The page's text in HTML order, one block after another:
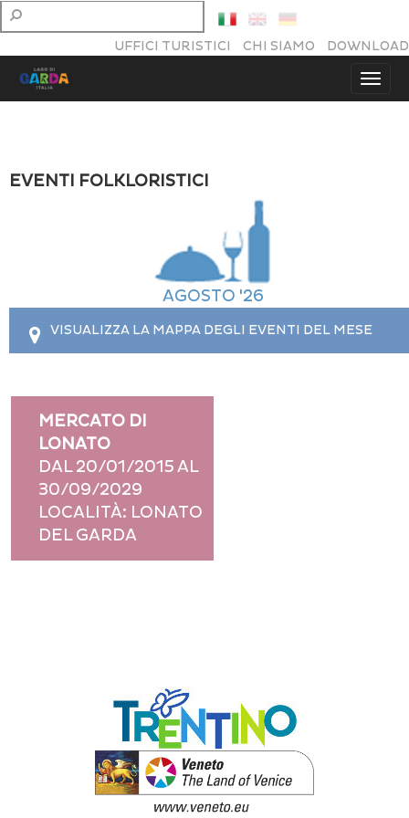
UFFICI TURISTICI CHI SIAMO DOWNLOAD
EVENTI FOLKLORISTICI
AGOSTO '26
VISUALIZZA LA MAPPA DEGLI EVENTI DEL MESE
This page can't load Google Maps correctly.
Do you own this website?
MERCATO DI
LONATO
DAL 20/01/2015 AL
30/09/2029
LOCALITÀ: LONATO
DEL GARDA